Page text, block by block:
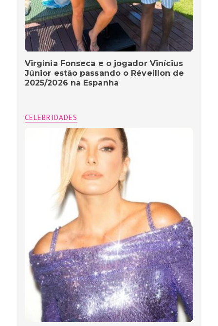
Virginia Fonseca e o jogador Vinícius
Júnior estão passando o Réveillon de
2025/2026 na Espanha
CELEBRIDADES